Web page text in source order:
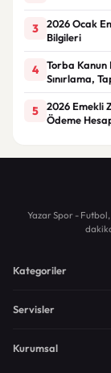
3
2026 Ocak
Bilgileri
4
Torba Kanun
Sınırlama,
5
2026 Emekli
Ödeme
Yazar Spor -
Kategoriler
Servisler
Kurumsal